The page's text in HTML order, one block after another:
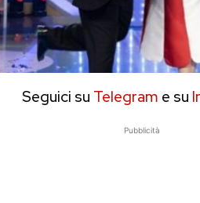
Seguici su Telegram e su
Pubblicità